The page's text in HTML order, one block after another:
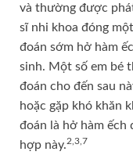
và thường được
sĩ nhi khoa đóng
đoán sớm hở hàm
sinh. Một số em bé
đoán cho đến sau
hoặc gặp khó khăn
đoán là hở hàm
hợp này.2,3,7